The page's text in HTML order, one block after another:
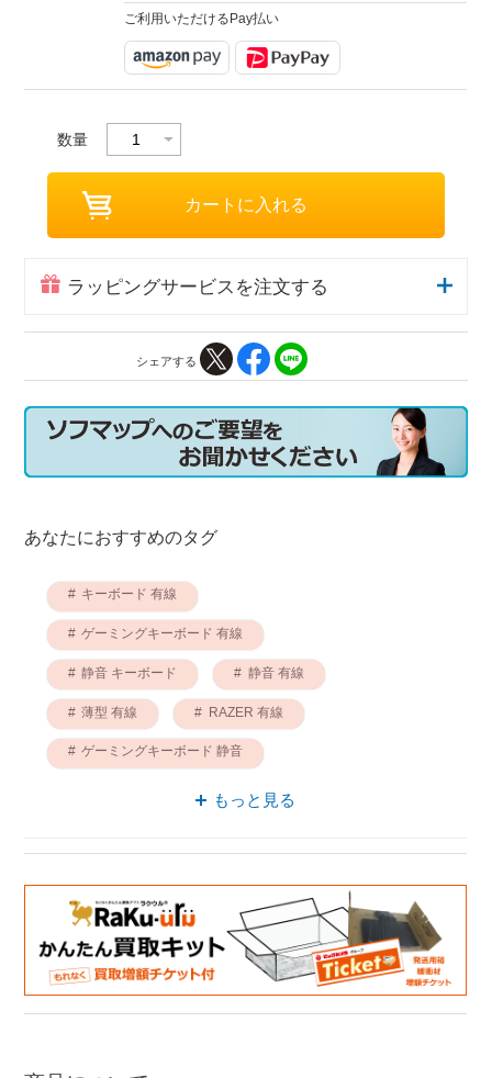
ご利用いただけるPay払い
数量
ラッピングサービスを注文する
シェアする
あなたにおすすめのタグ
キーボード 有線
ゲーミングキーボード 有線
静音 キーボード 静音 有線
薄型 有線 RAZER 有線
ゲーミングキーボード 静音
もっと見る